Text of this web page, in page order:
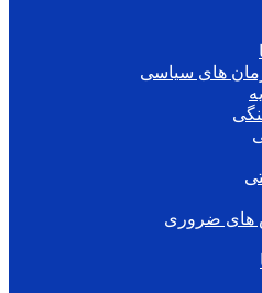
های سیاسی
های ضروری